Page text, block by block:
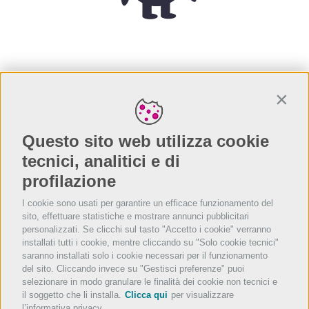
Questo sito web utilizza cookie
tecnici, analitici e di
profilazione
I cookie sono usati per garantire un efficace funzionamento del
sito, effettuare statistiche e mostrare annunci pubblicitari
personalizzati. Se clicchi sul tasto "Accetto i cookie" verranno
installati tutti i cookie, mentre cliccando su "Solo cookie tecnici"
saranno installati solo i cookie necessari per il funzionamento
del sito. Cliccando invece su "Gestisci preferenze" puoi
selezionare in modo granulare le finalità dei cookie non tecnici e
il soggetto che li installa. Clicca qui per visualizzare